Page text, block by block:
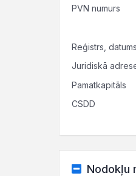
PVN numurs
Reģistrs, datums
Juridiskā
Pamatkapitāls
CSDD
Nodokļu